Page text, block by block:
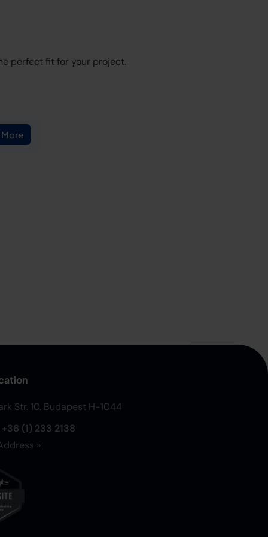
perfect fit for your project.
Str. 10. Budapest H-1044
+36 (1) 233 2138
»